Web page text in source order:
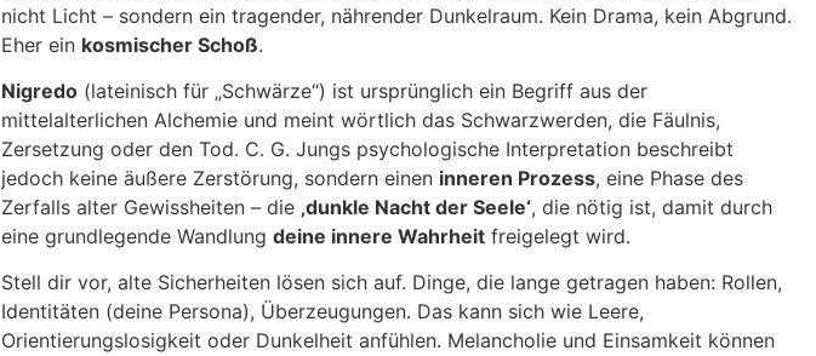
nicht Licht – sondern ein tragender, nährender Dunkelraum. Kein Drama, kein Abgrund.
Eher ein kosmischer Schoß.
Nigredo (lateinisch für „Schwärze“) ist ursprünglich ein Begriff aus der
mittelalterlichen Alchemie und meint wörtlich das Schwarzwerden, die Fäulnis,
Zersetzung oder den Tod. C. G. Jungs psychologische Interpretation beschreibt
jedoch keine äußere Zerstörung, sondern einen inneren Prozess, eine Phase des
Zerfalls alter Gewissheiten – die ‚dunkle Nacht der Seele‘, die nötig ist, damit durch
eine grundlegende Wandlung deine innere Wahrheit freigelegt wird.
Stell dir vor, alte Sicherheiten lösen sich auf. Dinge, die lange getragen haben: Rollen,
Identitäten (deine Persona), Überzeugungen. Das kann sich wie Leere,
Orientierungslosigkeit oder Dunkelheit anfühlen. Melancholie und Einsamkeit können